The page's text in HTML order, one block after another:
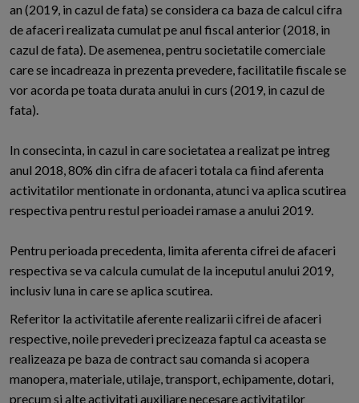
an (2019, in cazul de fata) se considera ca baza de calcul cifra
de afaceri realizata cumulat pe anul fiscal anterior (2018, in
cazul de fata). De asemenea, pentru societatile comerciale
care se incadreaza in prezenta prevedere, facilitatile fiscale se
vor acorda pe toata durata anului in curs (2019, in cazul de
fata).
In consecinta, in cazul in care societatea a realizat pe intreg
anul 2018, 80% din cifra de afaceri totala ca fiind aferenta
activitatilor mentionate in ordonanta, atunci va aplica scutirea
respectiva pentru restul perioadei ramase a anului 2019.
Pentru perioada precedenta, limita aferenta cifrei de afaceri
respectiva se va calcula cumulat de la inceputul anului 2019,
inclusiv luna in care se aplica scutirea.
Referitor la activitatile aferente realizarii cifrei de afaceri
respective, noile prevederi precizeaza faptul ca aceasta se
realizeaza pe baza de contract sau comanda si acopera
manopera, materiale, utilaje, transport, echipamente, dotari,
precum si alte activitati auxiliare necesare activitatilor